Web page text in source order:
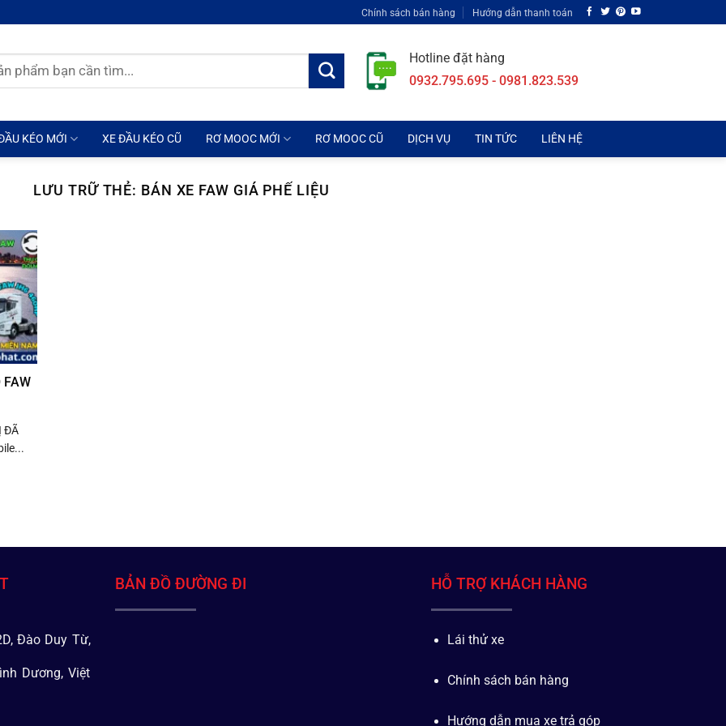
Chính sách bán hàng Hướng dẫn thanh toán
Hotline đặt hàng
0932.795.695 - 0981.823.539
KÉO MỚI XE ĐẦU KÉO CŨ RƠ MOOC MỚI RƠ MOOC CŨ DỊCH VỤ TIN TỨC LIÊN HỆ
LƯU TRỮ THẺ: BÁN XE FAW GIÁ PHẾ LIỆU
FAW
ĐÃ
Đào Duy Từ,
Dương, Việt
BẢN ĐỒ ĐƯỜNG ĐI HỖ TRỢ KHÁCH HÀNG
Lái thử xe
Chính sách bán hàng
Hướng dẫn mua xe trả góp